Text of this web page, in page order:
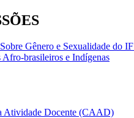
Gênero e Sexualidade do
brasileiros e Indígenas
Atividade Docente (CAAD)